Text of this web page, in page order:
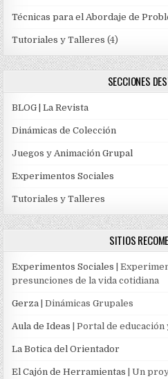
Técnicas para el Abordaje de
Tutoriales y Talleres (4)
SECCIONES
BLOG | La Revista
Dinámicas de Colección
Juegos y Animación Grupal
Experimentos Sociales
Tutoriales y Talleres
SITIOS
Experimentos Sociales |
presunciones de la vida cotidiana
Gerza | Dinámicas Grupales
Aula de Ideas | Portal de
La Botica del Orientador
El Cajón de Herramientas | Un